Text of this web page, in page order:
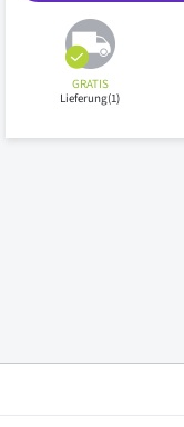
GRATIS
Lieferung(1)